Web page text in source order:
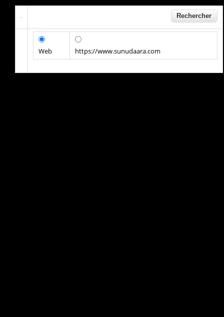
Web https://www.sunudaara.com